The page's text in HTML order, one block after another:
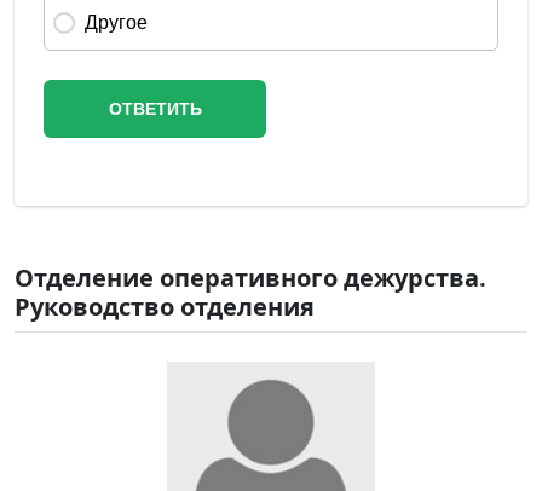
Отделение оперативного дежурства.
Руководство отделения